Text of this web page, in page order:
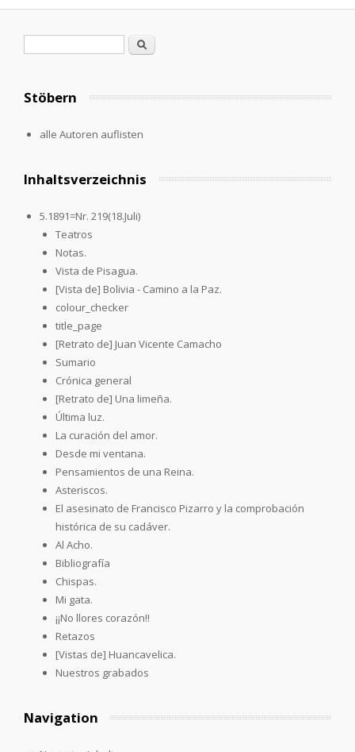
Suche
Stöbern
alle Autoren auflisten
Inhaltsverzeichnis
5.1891=Nr. 219(18.Juli)
Teatros
Notas.
Vista de Pisagua.
[Vista de] Bolivia - Camino a la Paz.
colour_checker
title_page
[Retrato de] Juan Vicente Camacho
Sumario
Crónica general
[Retrato de] Una limeña.
Última luz.
La curación del amor.
Desde mi ventana.
Pensamientos de una Reina.
Asteriscos.
El asesinato de Francisco Pizarro y la comprobación
histórica de su cadáver.
Al Acho.
Bibliografía
Chispas.
Mi gata.
¡¡No llores corazón!!
Retazos
[Vistas de] Huancavelica.
Nuestros grabados
Navigation